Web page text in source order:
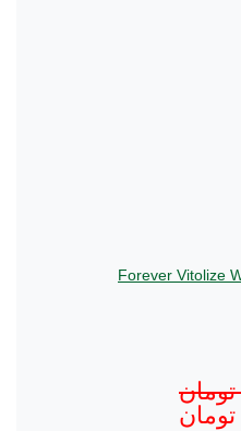
تومان
تومان